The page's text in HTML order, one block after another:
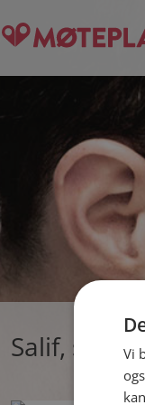
Salif,
Vi